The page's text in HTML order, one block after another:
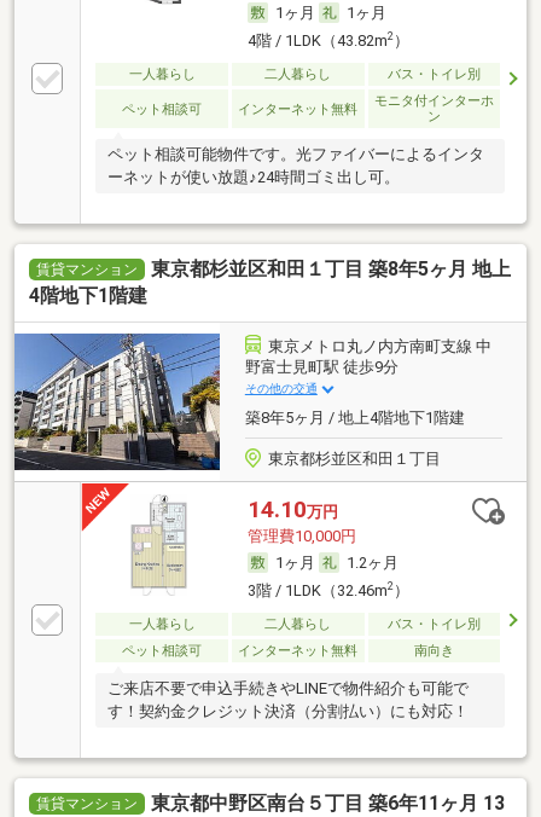
1ヶ月
1ヶ月
4階 / 1LDK（43.82m2）
一人暮らし 二人暮らし バス・トイレ別
ペット相談可 インターネット無料
モニタ付インターホ
ン
ペット相談可能物件です。光ファイバーによるインタ
ーネットが使い放題♪24時間ゴミ出し可。
賃貸マンション
東京都杉並区和田１丁目 築8年5ヶ月 地上
4階地下1階建
東京メトロ丸ノ内方南町支線 中
野富士見町駅 徒歩9分
その他の交通
築8年5ヶ月 / 地上4階地下1階建
東京都杉並区和田１丁目
14.10万円
管理費10,000円
1ヶ月
1.2ヶ月
3階 / 1LDK（32.46m2）
一人暮らし 二人暮らし
バス・トイレ別
ペット相談可
インターネット無料 南向き
ご来店不要で申込手続きやLINEで物件紹介も可能で
す！契約金クレジット決済（分割払い）にも対応！
賃貸マンション
東京都中野区南台５丁目 築6年11ヶ月 13